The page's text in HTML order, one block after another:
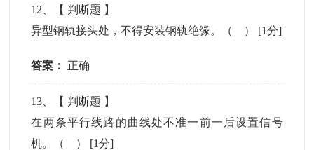
12 、【 判断题 】
异型钢轨接头处，不得安装钢轨绝缘。（ ） [1分]
答案： 正确
13 、【 判断题 】
在两条平行线路的曲线处不准一前一后设置信号
机。（ ） [1分]